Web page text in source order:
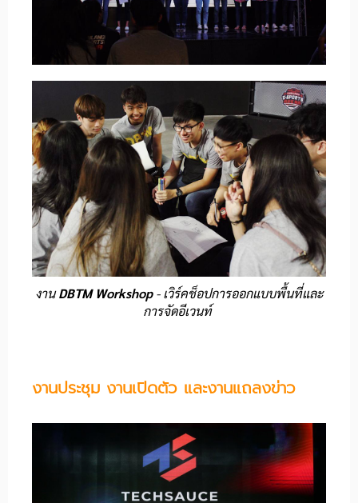
งานDBTM Workshop- เวิร์คช็อปการออกแบบพื้นที่และ
การจัดอีเวนท์
งานประชุม งานเปิดตัว และงานแถลงข่าว